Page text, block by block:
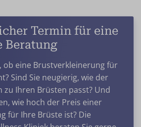
Termin für eine
Beratung
ob eine Brustverkleinerung für
Sind Sie neugierig, wie der
zu Ihren Brüsten passt? Und
wie hoch der Preis einer
für Ihre Brüste ist? Die